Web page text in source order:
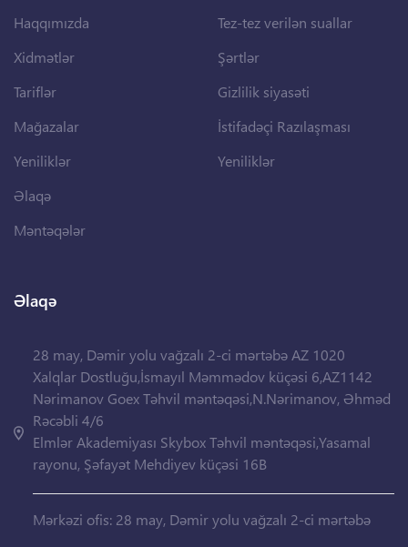
Haqqımızda
Xidmətlər
Tariflər
Mağazalar
Yeniliklər
Əlaqə
Məntəqələr
Tez-tez verilən suallar
Şərtlər
Gizlilik siyasəti
İstifadəçi Razılaşması
Yeniliklər
Əlaqə
28 may, Dəmir yolu vağzalı 2-ci mərtəbə AZ 1020
Xalqlar Dostluğu,İsmayıl Məmmədov küçəsi 6,AZ1142
Nərimanov Goex Təhvil məntəqəsi,N.Nərimanov, Əhməd
Rəcəbli 4/6
Elmlər Akademiyası Skybox Təhvil məntəqəsi,Yasamal
rayonu, Şəfayət Mehdiyev küçəsi 16B
Mərkəzi ofis: 28 may, Dəmir yolu vağzalı 2-ci mərtəbə